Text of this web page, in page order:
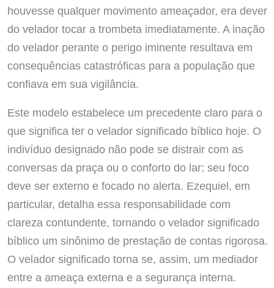
houvesse qualquer movimento ameaçador, era dever
do velador tocar a trombeta imediatamente. A inação
do velador perante o perigo iminente resultava em
consequências catastróficas para a população que
confiava em sua vigilância.
Este modelo estabelece um precedente claro para o
que significa ter o velador significado bíblico hoje. O
indivíduo designado não pode se distrair com as
conversas da praça ou o conforto do lar; seu foco
deve ser externo e focado no alerta. Ezequiel, em
particular, detalha essa responsabilidade com
clareza contundente, tornando o velador significado
bíblico um sinônimo de prestação de contas rigorosa.
O velador significado torna se, assim, um mediador
entre a ameaça externa e a segurança interna.